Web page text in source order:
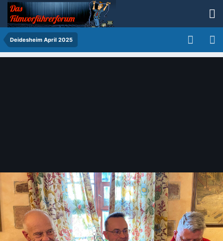
Deidesheim April 2025